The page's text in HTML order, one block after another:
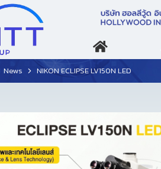
News NIKON ECLIPSE LV150N LED